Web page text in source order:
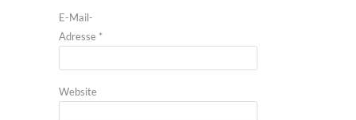
E-Mail-
Adresse *
Website